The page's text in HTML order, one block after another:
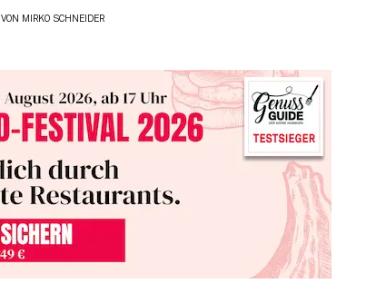
VON MIRKO SCHNEIDER